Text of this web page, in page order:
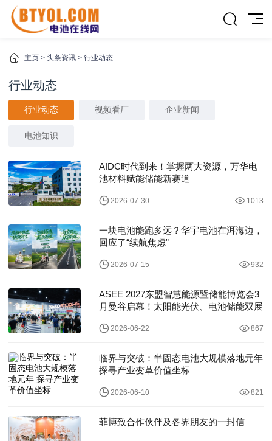
主页 > 头条资讯 > 行业动态
行业动态
行业动态 视频看厂 企业新闻
电池知识
AIDC时代到来！掌握两大资源，万华电
池材料赋能储能新赛道
2026-07-30 1013
一块电池能跑多远？华宇电池在洱海边，
回应了“续航焦虑”
2026-07-15 932
ASEE 2027东盟智慧能源暨储能博览会3
月曼谷启幕！太阳能光伏、电池储能双展
2026-06-22 867
临界与突破：半固态电池大规模落地元年
探寻产业变革价值坐标
2026-06-10 821
菲博致合作伙伴及各界朋友的一封信